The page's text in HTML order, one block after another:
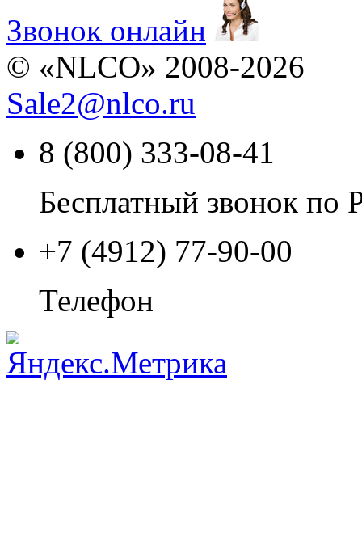
Звонок онлайн
© «NLCO» 2008-2026
Sale2@nlco.ru
8 (800) 333-08-41
Бесплатный звонок по
+7 (4912) 77-90-00
Телефон